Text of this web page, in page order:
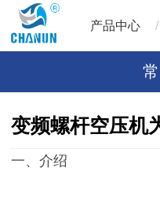
产品中心 /
变频螺杆空压机
一、介绍